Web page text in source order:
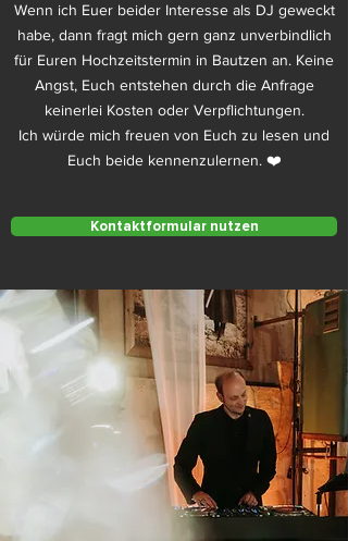
Wenn ich Euer beider Interesse als DJ geweckt
habe, dann fragt mich gern ganz unverbindlich
für Euren Hochzeitstermin in Bautzen an. Keine
Angst, Euch entstehen durch die Anfrage
keinerlei Kosten oder Verpflichtungen.
Ich würde mich freuen von Euch zu lesen und
Euch beide kennenzulernen. ❤️
Kontaktformular nutzen